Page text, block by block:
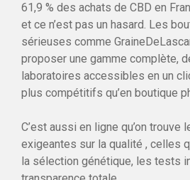
61,9 % des achats de CBD en
et ce n’est pas un hasard. Les
sérieuses comme
proposer une gamme complète,
laboratoires accessibles en un
plus compétitifs qu’en boutique
C’est aussi en ligne qu’on trouve
exigeantes sur la qualité , celles
la sélection génétique, les tests